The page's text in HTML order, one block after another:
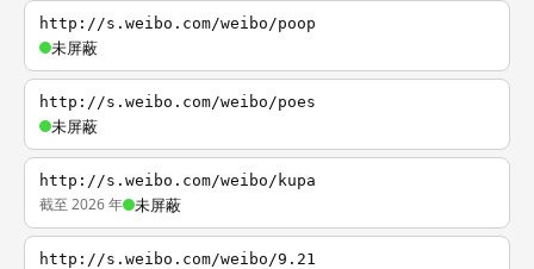
http://s.weibo.com/weibo/poop
未屏蔽
http://s.weibo.com/weibo/poes
未屏蔽
http://s.weibo.com/weibo/kupa
截至 2026 年 未屏蔽
http://s.weibo.com/weibo/9.21